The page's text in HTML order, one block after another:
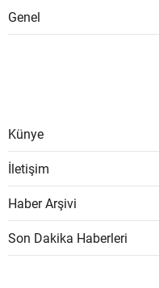
Genel
Künye
İletişim
Haber Arşivi
Son Dakika Haberleri